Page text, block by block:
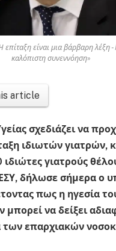
επίταξη είναι μια βάρβαρη λέξη
καλόπιστη συνεννόηση»
article
σχεδιάζει να
ιδιωτών γιατρών,
ιδιώτες γιατρούς
δήλωσε σήμερα ο
πως η ηγεσία
μπορεί να δείξει
των επαρχιακών